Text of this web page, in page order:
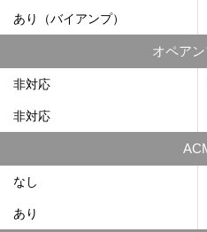
あり（バイアンプ）
オペア
非対応
非対応
なし
あり